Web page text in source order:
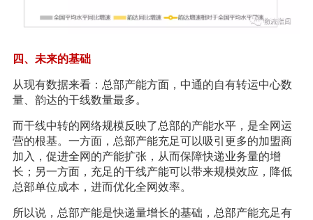
四、未来的基础
从现有数据来看：总部产能方面，中通的自有转运中心数
量、韵达的干线数量最多。
而干线中转的网络规模反映了总部的产能水平，是全网运
营的根基。一方面，总部产能充足可以吸引更多的加盟商
加入，促进全网的产能扩张，从而保障快递业务量的增
长；另一方面，充足的干线产能可以带来规模效应，降低
总部单位成本，进而优化全网效率。
所以说，总部产能是快递量增长的基础，总部产能充足有